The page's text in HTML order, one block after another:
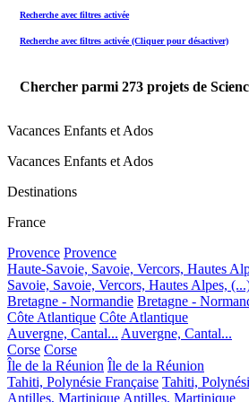
Recherche avec filtres activée
Recherche avec filtres activée (Cliquer pour désactiver)
Chercher parmi 273 projets de
Vacances Enfants et Ados
Vacances Enfants et Ados
Destinations
France
Provence Provence
Haute-Savoie, Savoie, Vercors, Hautes
Savoie, Savoie, Vercors, Hautes Alpes,
Bretagne - Normandie Bretagne -
Côte Atlantique Côte Atlantique
Auvergne, Cantal... Auvergne, Cantal...
Corse Corse
Île de la Réunion Île de la Réunion
Tahiti, Polynésie Française Tahiti,
Antilles, Martinique Antilles, Martinique